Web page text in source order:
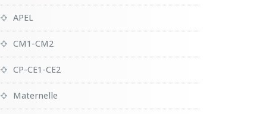
APEL
CM1-CM2
CP-CE1-CE2
Maternelle